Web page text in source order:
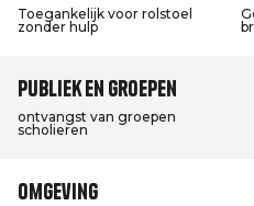
Toegankelijk voor rolstoel
zonder hulp
Publiek en groepen
ontvangst van groepen
scholieren
Omgeving